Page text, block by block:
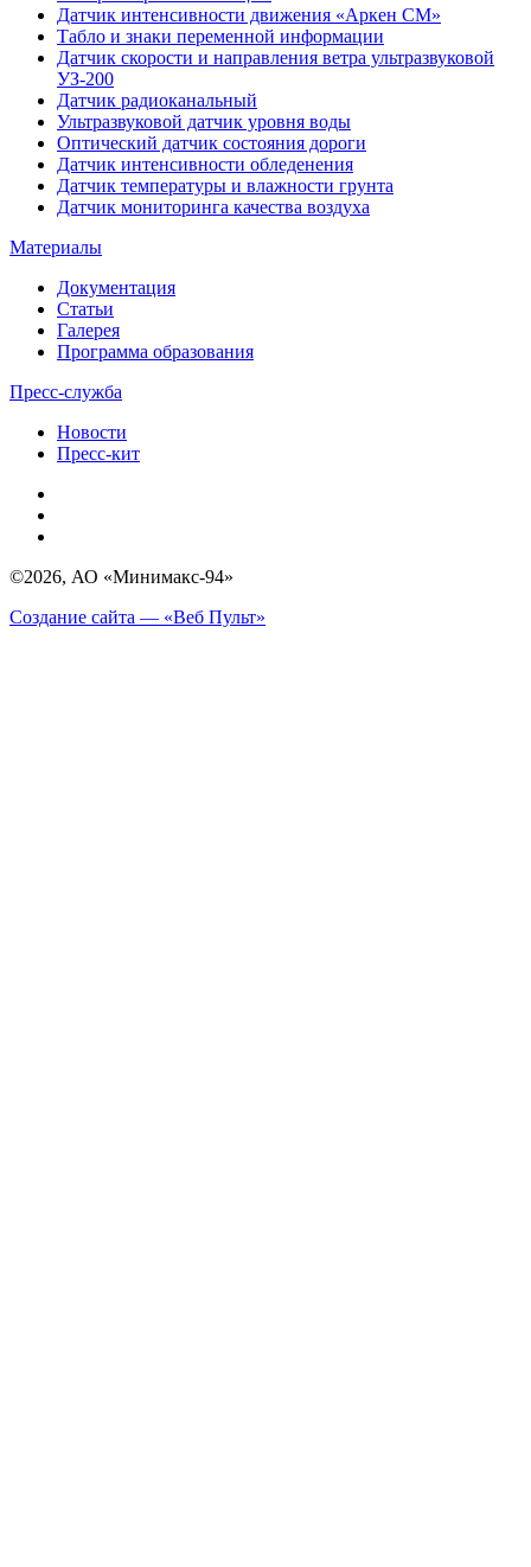
Датчик интенсивности движения «Аркен СМ»
Табло и знаки переменной информации
Датчик скорости и направления ветра ультразвуковой
УЗ-200
Датчик радиоканальный
Ультразвуковой датчик уровня воды
Оптический датчик состояния дороги
Датчик интенсивности обледенения
Датчик температуры и влажности грунта
Датчик мониторинга качества воздуха
Материалы
Документация
Статьи
Галерея
Программа образования
Пресс-служба
Новости
Пресс-кит
©2026, АО «Минимакс-94»
Создание сайта — «Веб Пульт»